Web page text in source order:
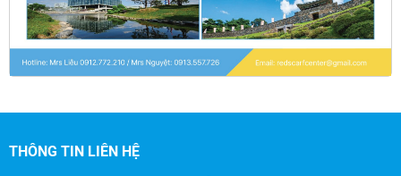
THÔNG TIN LIÊN HỆ